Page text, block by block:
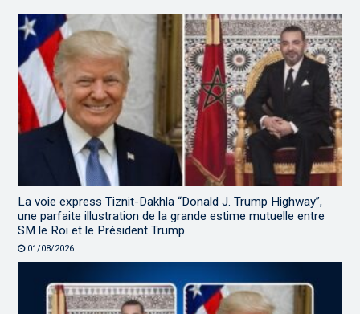
La voie express Tiznit-Dakhla “Donald J. Trump Highway”,
une parfaite illustration de la grande estime mutuelle entre
SM le Roi et le Président Trump
01/08/2026